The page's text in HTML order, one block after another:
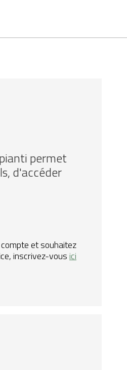
permet
d'accéder
et souhaitez
inscrivez-vousici